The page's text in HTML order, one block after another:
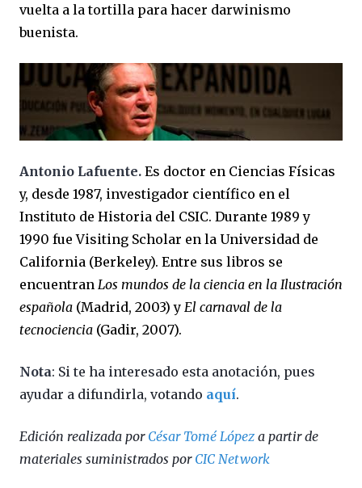
vuelta a la tortilla para hacer darwinismo
buenista.
Antonio Lafuente. Es doctor en Ciencias Físicas
y, desde 1987, investigador científico en el
Instituto de Historia del CSIC. Durante 1989 y
1990 fue Visiting Scholar en la Universidad de
California (Berkeley). Entre sus libros se
encuentran Los mundos de la ciencia en la Ilustración
española (Madrid, 2003) y El carnaval de la
tecnociencia (Gadir, 2007).
Nota: Si te ha interesado esta anotación, pues
ayudar a difundirla, votando aquí.
Edición realizada por César Tomé López a partir de
materiales suministrados por CIC Network